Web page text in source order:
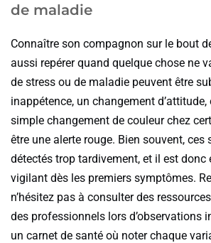
de maladie
Connaître son compagnon sur le bout
aussi repérer quand quelque chose ne
de stress ou de maladie peuvent être
inappétence, un changement d’attitude,
simple changement de couleur chez
être une alerte rouge. Bien souvent, ces
détectés trop tardivement, et il est donc
vigilant dès les premiers symptômes.
n’hésitez pas à consulter des
des professionnels lors d’observations
un carnet de santé où noter chaque